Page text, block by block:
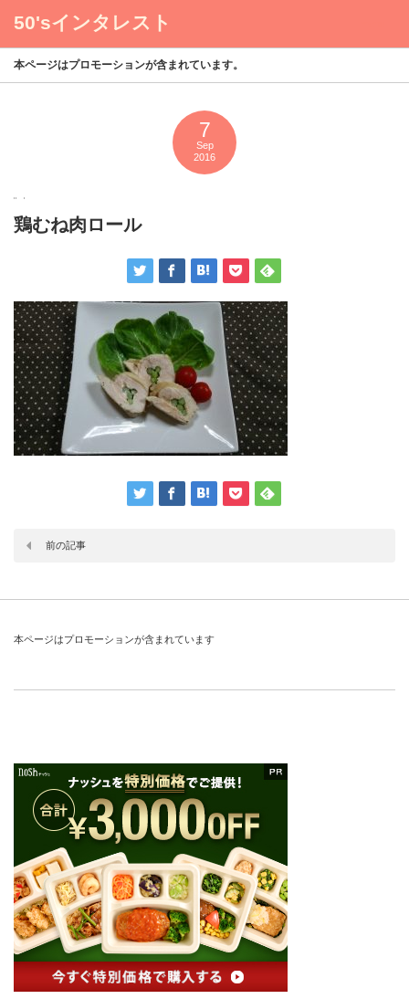
50'sインタレスト
本ページはプロモーションが含まれています。
7
Sep
2016
鶏むね肉ロール
前の記事
本ページはプロモーションが含まれています